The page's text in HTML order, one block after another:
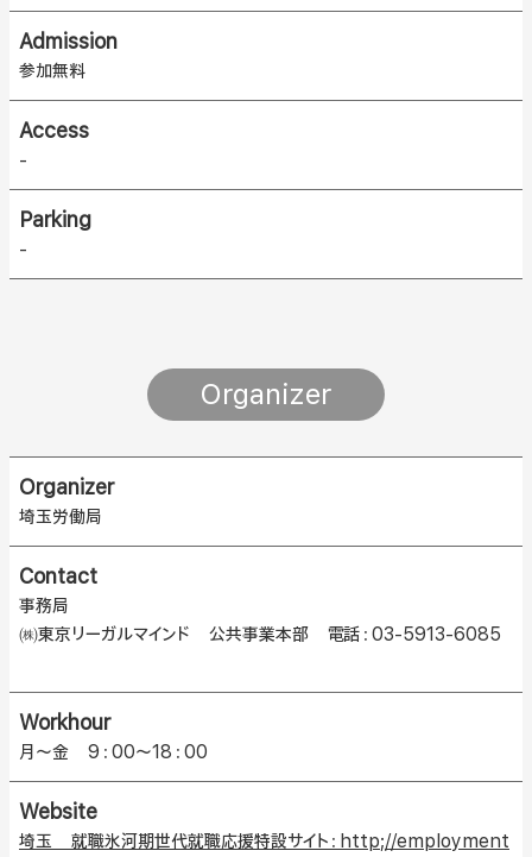
Admission
参加無料
Access
-
Parking
-
Organizer
Organizer
埼玉労働局
Contact
事務局
㈱東京リーガルマインド 公共事業本部 電話：03-5913-6085
Workhour
月～金 9：00～18：00
Website
埼玉 就職氷河期世代就職応援特設サイト：http;//employment